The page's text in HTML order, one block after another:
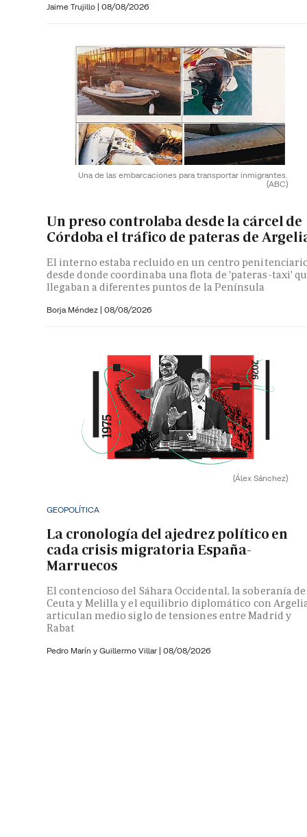
Jaime Trujillo | 08/08/2026
Una de las embarcaciones para transportar inmigrantes.
(ABC)
Un preso controlaba desde la cárcel de
Córdoba el tráfico de pateras de
El interno estaba recluido en un centro
desde donde coordinaba una flota de 'pateras-taxi'
llegaban a diferentes puntos de la Península
Borja Méndez | 08/08/2026
(Álex Sánchez)
GEOPOLÍTICA
La cronología del ajedrez político en
cada crisis migratoria España-
Marruecos
El contencioso del Sáhara Occidental, la soberanía de
Ceuta y Melilla y el equilibrio diplomático con
articulan medio siglo de tensiones entre Madrid y
Rabat
Pedro Marín y Guillermo Villar | 08/08/2026